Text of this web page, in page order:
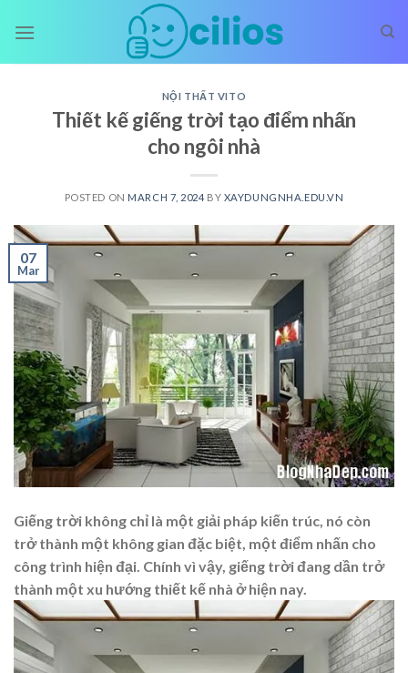
NỘI THẤT VITO
Thiết kế giếng trời tạo điểm nhấn
cho ngôi nhà
POSTED ON MARCH 7, 2024 BY XAYDUNGNHA.EDU.VN
07
Mar
Giếng trời không chỉ là một giải pháp kiến trúc, nó còn
trở thành một không gian đặc biệt, một điểm nhấn cho
công trình hiện đại. Chính vì vậy, giếng trời đang dần trở
thành một xu hướng thiết kế nhà ở hiện nay.